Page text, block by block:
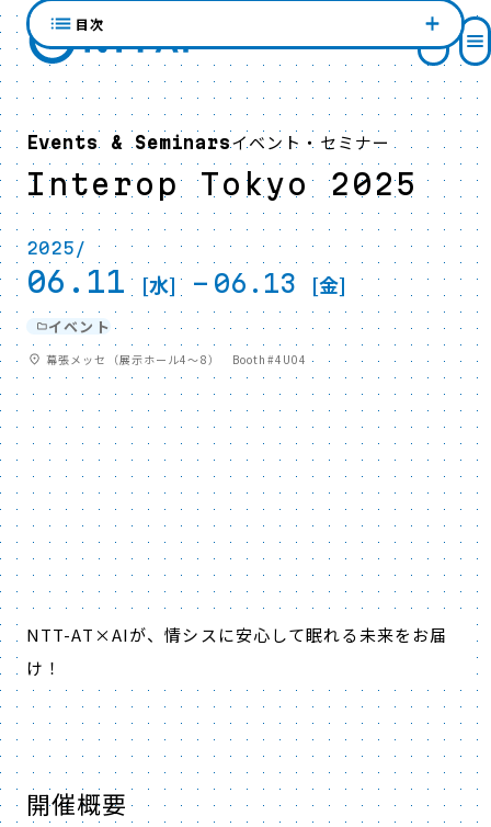
Events & Seminarsイベント・セミナー
Interop Tokyo 2025
2025/
06.11 [水] - 06.13 [金]
イベント
幕張メッセ（展示ホール4～8） Booth#4U04
NTT-AT×AIが、情シスに安心して眠れる未来をお届
け！
開催概要
目次